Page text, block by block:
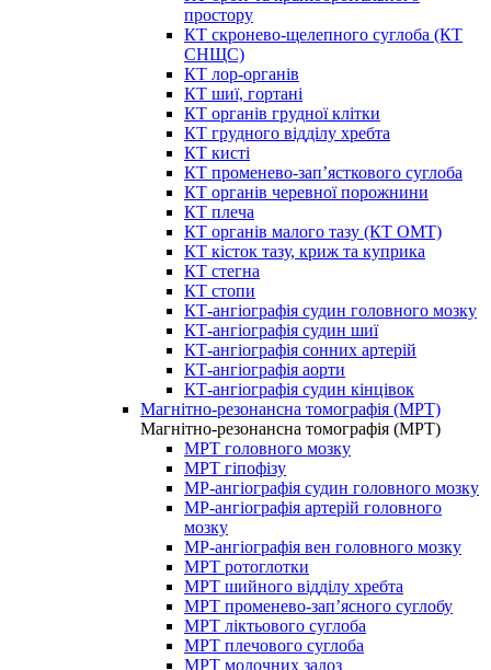
простору
КТ скронево-щелепного суглоба (КТ
СНЩС)
КТ лор-органів
КТ шиї, гортані
КТ органів грудної клітки
КТ грудного відділу хребта
КТ кисті
КТ променево-зап’ясткового суглоба
КТ органів черевної порожнини
КТ плеча
КТ органів малого тазу (КТ ОМТ)
КТ кісток тазу, криж та куприка
КТ стегна
КТ стопи
КТ-ангіографія судин головного мозку
КТ-ангіографія судин шиї
КТ-ангіографія сонних артерій
КТ-ангіографія аорти
КТ-ангіографія судин кінцівок
Магнітно-резонансна томографія (МРТ)
Магнітно-резонансна томографія (МРТ)
МРТ головного мозку
МРТ гіпофізу
МР-ангіографія судин головного мозку
МР-ангіографія артерій головного
мозку
МР-ангіографія вен головного мозку
МРТ ротоглотки
МРТ шийного відділу хребта
МРТ променево-зап’ясного суглобу
МРТ ліктьового суглоба
МРТ плечового суглоба
МРТ молочних залоз